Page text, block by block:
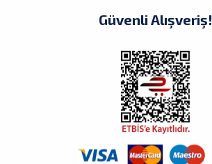
Güvenli Alışveriş!